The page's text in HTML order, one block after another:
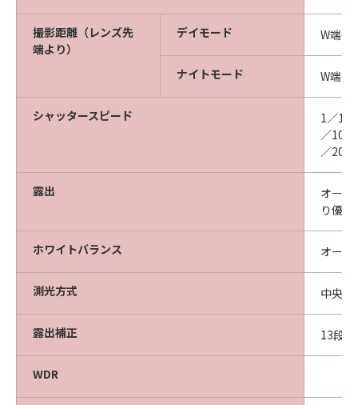
撮影距離（レンズ先
端より）
デイモード W端
ナイトモード W端
シャッタースピード
1／1
／100
／
露出
オート
り優
ホワイトバランス オート
測光方式 中央部
露出補正 13段階
WDR